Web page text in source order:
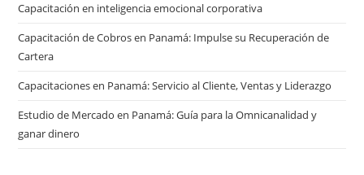
Capacitación en inteligencia emocional corporativa
Capacitación de Cobros en Panamá: Impulse su Recuperación de
Cartera
Capacitaciones en Panamá: Servicio al Cliente, Ventas y Liderazgo
Estudio de Mercado en Panamá: Guía para la Omnicanalidad y
ganar dinero